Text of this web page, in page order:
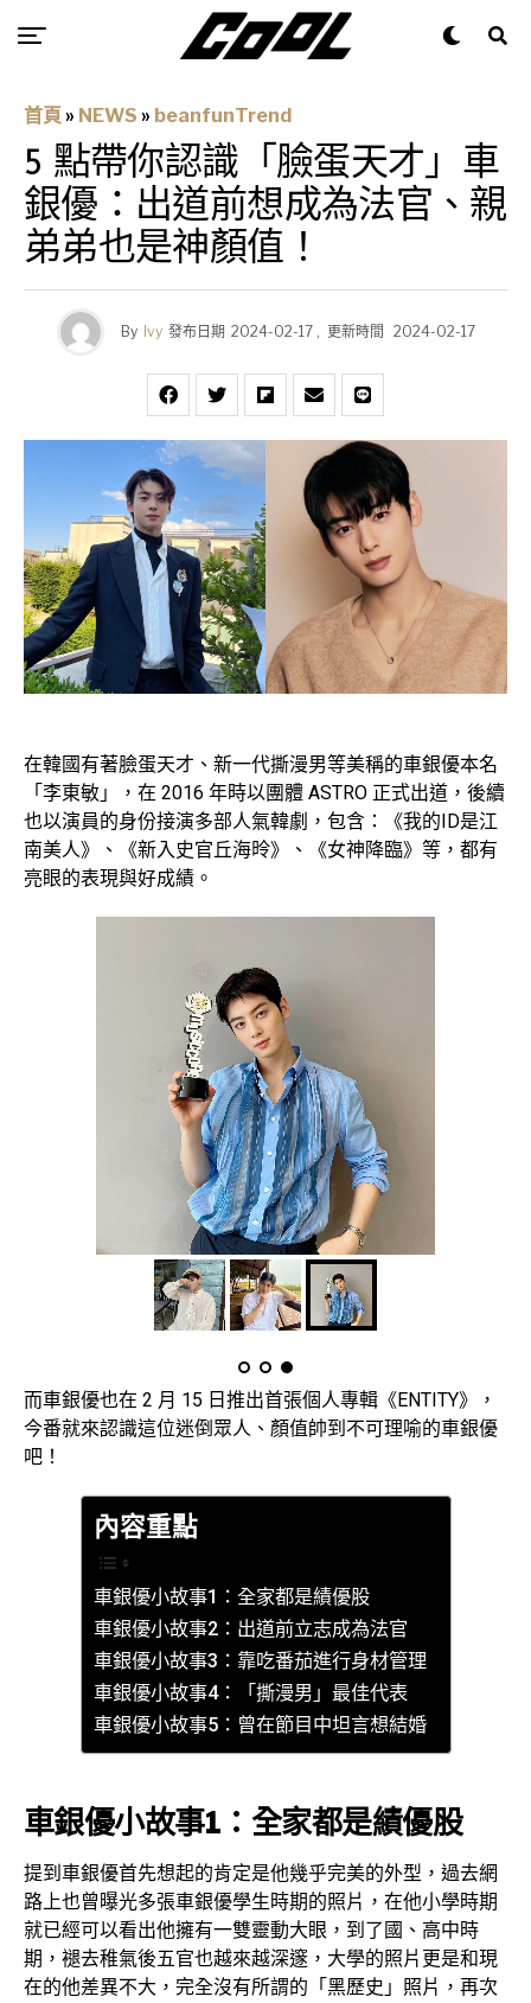
首頁 » NEWS » beanfunTrend
5 點帶你認識「臉蛋天才」車
銀優：出道前想成為法官、親
弟弟也是神顏值！
By Ivy 發布日期 2024-02-17, 更新時間 2024-02-17
在韓國有著臉蛋天才、新一代撕漫男等美稱的車銀優本名
「李東敏」，在 2016 年時以團體 ASTRO 正式出道，後續
也以演員的身份接演多部人氣韓劇，包含：《我的ID是江
南美人》、《新入史官丘海昤》、《女神降臨》等，都有
亮眼的表現與好成績。
而車銀優也在 2 月 15 日推出首張個人專輯《ENTITY》，
今番就來認識這位迷倒眾人、顏值帥到不可理喻的車銀優
吧！
內容重點
車銀優小故事1：全家都是績優股
車銀優小故事2：出道前立志成為法官
車銀優小故事3：靠吃番茄進行身材管理
車銀優小故事4：「撕漫男」最佳代表
車銀優小故事5：曾在節目中坦言想結婚
車銀優小故事1：全家都是績優股
提到車銀優首先想起的肯定是他幾乎完美的外型，過去網
路上也曾曝光多張車銀優學生時期的照片，在他小學時期
就已經可以看出他擁有一雙靈動大眼，到了國、高中時
期，褪去稚氣後五官也越來越深邃，大學的照片更是和現
在的他差異不大，完全沒有所謂的「黑歷史」照片，再次